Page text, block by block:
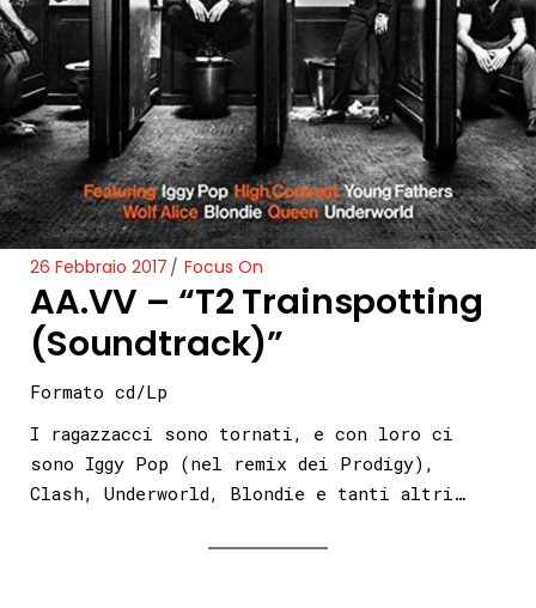
26 Febbraio 2017 Focus On
AA.VV – “T2 Trainspotting
(Soundtrack)”
Formato cd/Lp
I ragazzacci sono tornati, e con loro ci
sono Iggy Pop (nel remix dei Prodigy),
Clash, Underworld, Blondie e tanti altri…